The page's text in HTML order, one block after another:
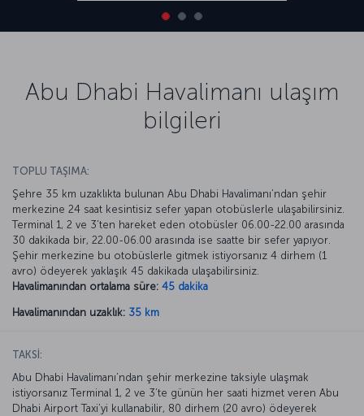
Abu Dhabi Havalimanı ulaşım
bilgileri
TOPLU TAŞIMA:
Şehre 35 km uzaklıkta bulunan Abu Dhabi Havalimanı’ndan şehir
merkezine 24 saat kesintisiz sefer yapan otobüslerle ulaşabilirsiniz.
Terminal 1, 2 ve 3’ten hareket eden otobüsler 06.00-22.00 arasında
30 dakikada bir, 22.00-06.00 arasında ise saatte bir sefer yapıyor.
Şehir merkezine bu otobüslerle gitmek istiyorsanız 4 dirhem (1
avro) ödeyerek yaklaşık 45 dakikada ulaşabilirsiniz.
Havalimanından ortalama süre: 45 dakika
Havalimanından uzaklık: 35 km
TAKSİ:
Abu Dhabi Havalimanı’ndan şehir merkezine taksiyle ulaşmak
istiyorsanız Terminal 1, 2 ve 3’te günün her saati hizmet veren Abu
Dhabi Airport Taxi’yi kullanabilir, 80 dirhem (20 avro) ödeyerek